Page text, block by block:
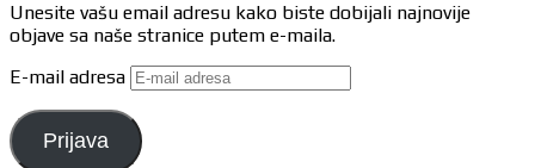
Unesite vašu email adresu kako biste dobijali najnovije
objave sa naše stranice putem e-maila.
E-mail adresa
Prijava